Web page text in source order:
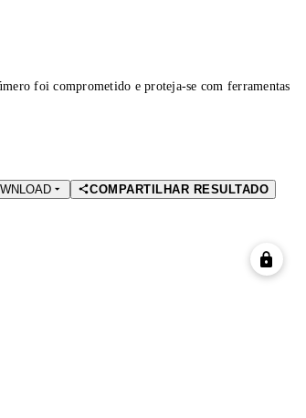
foi comprometido e proteja-se com ferramentas
COMPARTILHAR RESULTADO